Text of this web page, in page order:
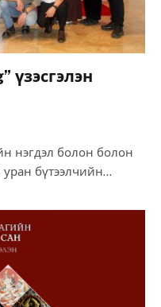
үзэсгэлэн
нэгдэл болон болон
бүтээлчийн